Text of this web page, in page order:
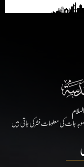
جات کی معلومات نشر کی جاتی ہیں